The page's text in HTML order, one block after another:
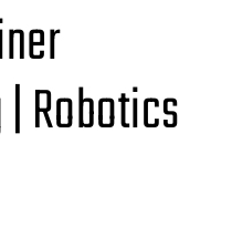
Robotics